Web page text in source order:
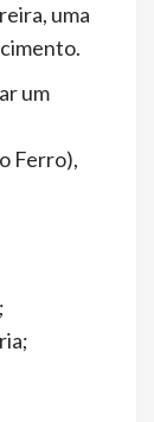
uma
um
Ferro),